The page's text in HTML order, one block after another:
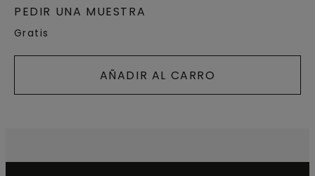
PEDIR UNA MUESTRA
Gratis
AÑADIR AL CARRO